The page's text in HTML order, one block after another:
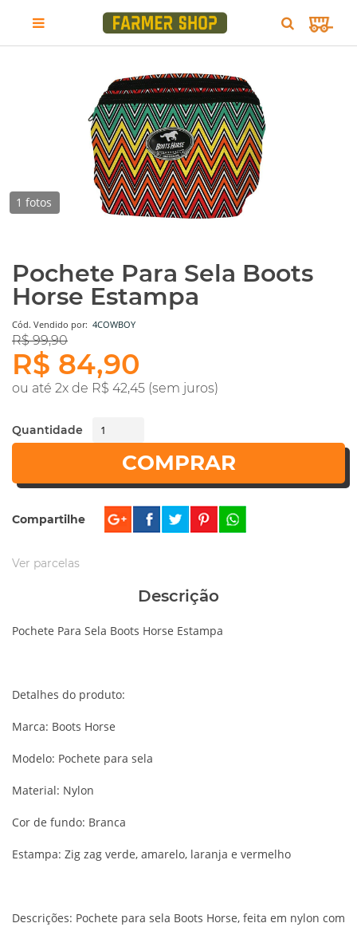
1 fotos
Pochete Para Sela Boots
Horse Estampa
Cód. Vendido por: 4COWBOY
R$ 99,90
R$ 84,90
ou até 2x de R$ 42,45 (sem juros)
Quantidade
COMPRAR
Compartilhe
Ver parcelas
Descrição
Pochete Para Sela Boots Horse Estampa
Detalhes do produto:
Marca: Boots Horse
Modelo: Pochete para sela
Material: Nylon
Cor de fundo: Branca
Estampa: Zig zag verde, amarelo, laranja e vermelho
Descrições: Pochete para sela Boots Horse, feita em nylon com